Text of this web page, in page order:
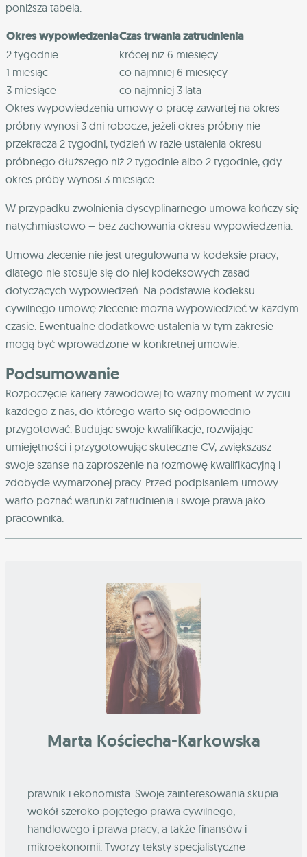
poniższa tabela.
Okres wypowiedzeniaCzas trwania zatrudnienia
2 tygodnie
krócej niż 6 miesięcy
1 miesiąc
co najmniej 6 miesięcy
3 miesiące
co najmniej 3 lata
Okres wypowiedzenia umowy o pracę zawartej na okres
próbny wynosi 3 dni robocze, jeżeli okres próbny nie
przekracza 2 tygodni, tydzień w razie ustalenia okresu
próbnego dłuższego niż 2 tygodnie albo 2 tygodnie, gdy
okres próby wynosi 3 miesiące.
W przypadku zwolnienia dyscyplinarnego umowa kończy się
natychmiastowo – bez zachowania okresu wypowiedzenia.
Umowa zlecenie nie jest uregulowana w kodeksie pracy,
dlatego nie stosuje się do niej kodeksowych zasad
dotyczących wypowiedzeń. Na podstawie kodeksu
cywilnego umowę zlecenie można wypowiedzieć w każdym
czasie. Ewentualne dodatkowe ustalenia w tym zakresie
mogą być wprowadzone w konkretnej umowie.
Podsumowanie
Rozpoczęcie kariery zawodowej to ważny moment w życiu
każdego z nas, do którego warto się odpowiednio
przygotować. Budując swoje kwalifikacje, rozwijając
umiejętności i przygotowując skuteczne CV, zwiększasz
swoje szanse na zaproszenie na rozmowę kwalifikacyjną i
zdobycie wymarzonej pracy. Przed podpisaniem umowy
warto poznać warunki zatrudnienia i swoje prawa jako
pracownika.
Marta Kościecha-Karkowska
prawnik i ekonomista. Swoje zainteresowania skupia
wokół szeroko pojętego prawa cywilnego,
handlowego i prawa pracy, a także finansów i
mikroekonomii. Tworzy teksty specjalistyczne